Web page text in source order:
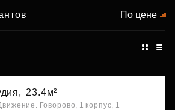
По цене
23.4м²
Говорово, 1 корпус, 1